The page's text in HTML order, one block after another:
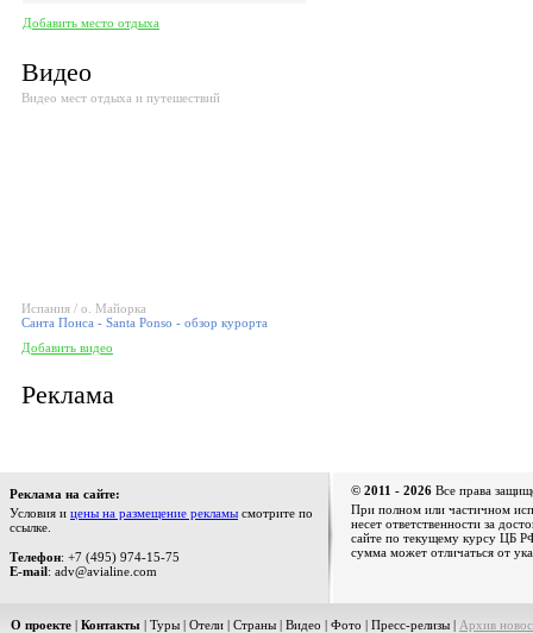
Добавить место отдыха
Видео
Видео мест отдыха и путешествий
Испания / о. Майорка
Санта Понса - Santa Ponso - обзор курорта
Добавить видео
Реклама
Реклама на сайте:
Условия и цены на размещение рекламы смотрите по
ссылке.
Телефон: +7 (495) 974-15-75
E-mail: adv@avialine.com
© 2011 - 2026 Все права
При полном или частичном
несет ответственности за
сайте по текущему курсу ЦБ
сумма может отличаться от
О проекте | Контакты | Туры | Отели | Страны | Видео | Фото | Пресс-релизы | Архив